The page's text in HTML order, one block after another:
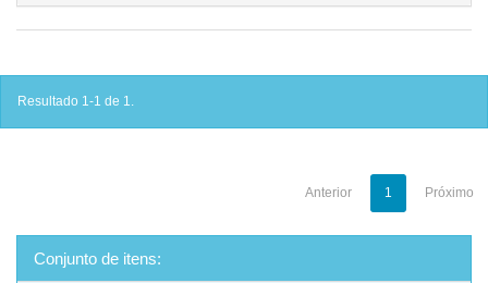
Resultado 1-1 de 1.
Anterior 1 Próximo
Conjunto de itens: